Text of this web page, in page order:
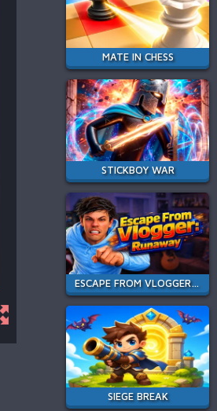
MATE IN CHESS
STICKBOY WAR
ESCAPE FROM VLOGGER: RUNAWAY
SIEGE BREAK